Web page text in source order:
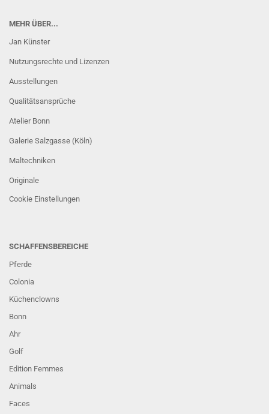
MEHR ÜBER...
Jan Künster
Nutzungsrechte und Lizenzen
Ausstellungen
Qualitätsansprüche
Atelier Bonn
Galerie Salzgasse (Köln)
Maltechniken
Originale
Cookie Einstellungen
SCHAFFENSBEREICHE
Pferde
Colonia
Küchenclowns
Bonn
Ahr
Golf
Edition Femmes
Animals
Faces